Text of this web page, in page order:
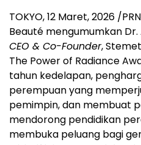
TOKYO, 12 Maret, 2026 /
Beauté mengumumkan
CEO & Co-Founder,
The Power of Radiance
tahun kedelapan,
perempuan yang
pemimpin, dan membuat
mendorong pendidikan
membuka peluang bagi